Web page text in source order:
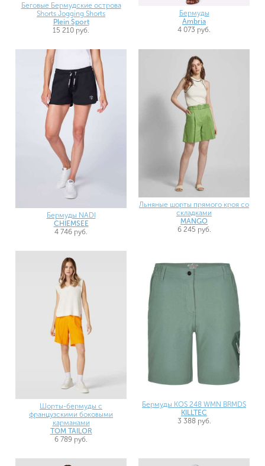
Беговые Бермудские острова
Shorts Jogging Shorts
Plein Sport
15 210 руб.
Бермуды
Ambria
4 073 руб.
Бермуды NADI
CHIEMSEE
4 746 руб.
Льняные шорты прямого кроя со
складками
MANGO
6 245 руб.
Шорты-бермуды с
французскими боковыми
карманами
TOM TAILOR
6 789 руб.
Бермуды KOS 248 WMN BRMDS
KILLTEC
3 388 руб.